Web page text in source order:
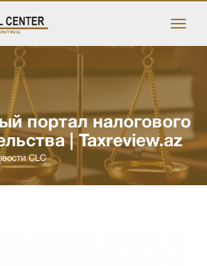
портал налогового
| Taxreview.az
CLC